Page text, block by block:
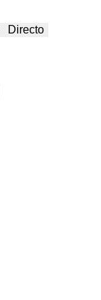
Directo